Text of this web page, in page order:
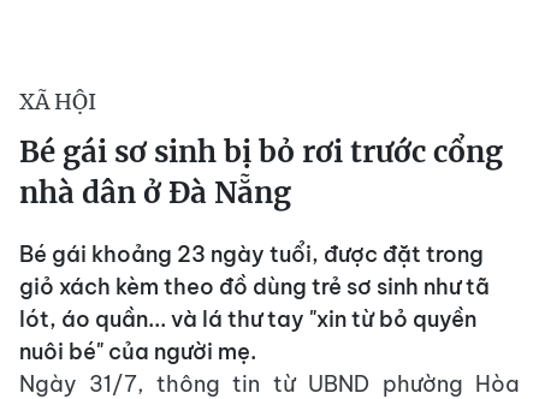
XÃ HỘI
Bé gái sơ sinh bị bỏ rơi trước cổng
nhà dân ở Đà Nẵng
Bé gái khoảng 23 ngày tuổi, được đặt trong
giỏ xách kèm theo đồ dùng trẻ sơ sinh như tã
lót, áo quần... và lá thư tay "xin từ bỏ quyền
nuôi bé" của người mẹ.
Ngày 31/7, thông tin từ UBND phường Hòa